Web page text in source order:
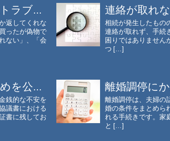
ラブ...
返してくれな
ったが偽物で
ない」、「会
連絡が取れ
相続が発生したもの
連絡が取れず、手続
困りではありません
つ […]
を公...
銭的な不安を
議書における
書に残してお
離婚調停に
離婚調停は、夫婦の
婚の条件をまとめら
れる手続きです。家
と […]